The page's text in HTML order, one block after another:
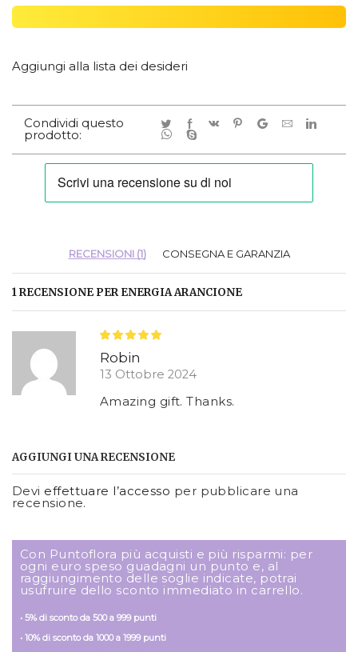
Aggiungi alla lista dei desideri
Condividi questo
prodotto:
RECENSIONI (1) CONSEGNA E GARANZIA
1 RECENSIONE PERENERGIA ARANCIONE
Robin
13 Ottobre 2024
Amazing gift. Thanks.
AGGIUNGI UNA RECENSIONE
Devi effettuare l’accesso per pubblicare una
recensione.
Con Puntoflora più acquisti e più risparmi: per
ogni euro speso guadagni un punto e, al
raggiungimento delle soglie indicate, potrai
usufruire dello sconto immediato in carrello.
• 5% di sconto da 500 a 999 punti
• 10% di sconto da 1000 a 1999 punti